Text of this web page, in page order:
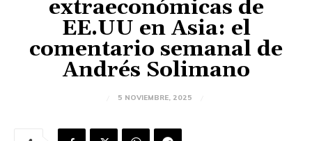
extraeconómicas de
EE.UU en Asia: el
comentario semanal de
Andrés Solimano
5 NOVIEMBRE, 2025